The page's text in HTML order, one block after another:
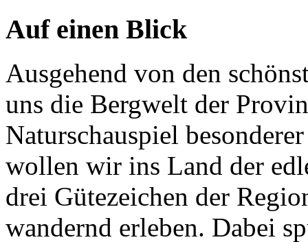
Auf einen Blick
Ausgehend von den
uns die Bergwelt der
Naturschauspiel
wollen wir ins Land der
drei Gütezeichen der
wandernd erleben. Dabei